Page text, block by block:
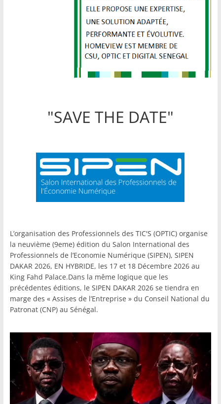
"SAVE THE DATE"
L’organisation des Professionnels des TIC'S (OPTIC) organise
la neuvième (9eme) édition du Salon International des
Professionnels de l’Economie Numérique (SIPEN), SIPEN
DAKAR 2026, EN HYBRIDE, les 17 et 18 Décembre 2026 au
King Fahd Palace.Dans la même logique que les
précédentes éditions, le SIPEN DAKAR 2026 se tiendra en
marge des « Assises de l’Entreprise » du Conseil National du
Patronat (CNP) au Sénégal.